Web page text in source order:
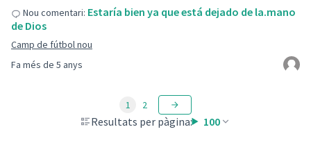
Fa més de 5 anys
Nou comentari: Estaría bien ya que está dejado de la.mano
de Dios
Camp de fútbol nou
Resultats per pàgina: 100
1 2